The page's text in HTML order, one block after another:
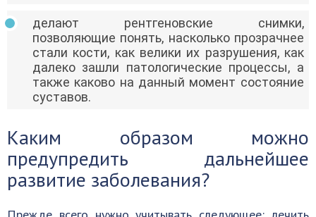
делают рентгеновские снимки,
позволяющие понять, насколько прозрачнее
стали кости, как велики их разрушения, как
далеко зашли патологические процессы, а
также каково на данный момент состояние
суставов.
Каким образом можно
предупредить дальнейшее
развитие заболевания?